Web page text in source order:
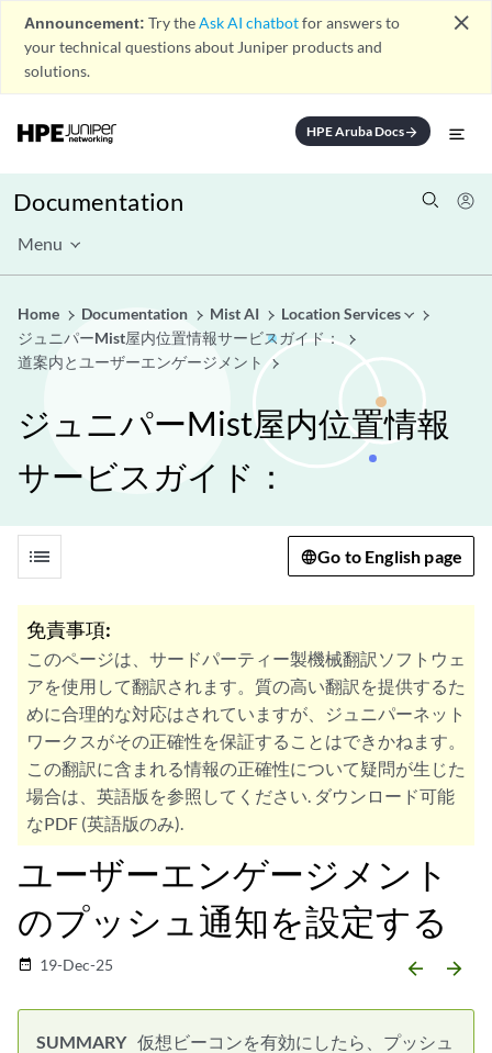
Announcement: Try theAsk AI chatbotfor answers to
your technical questions about Juniper products and
solutions.
close
HPE Aruba Docsarrow_forward
Documentation
Menu
Home Documentation Mist AI
Location Services
ジュニパーMist屋内位置情報サービスガイド：
道案内とユーザーエンゲージメント
ジュニパーMist屋内位置情報
サービスガイド：
list Go to English page
免責事項:
このページは、サードパーティー製機械翻訳ソフトウェ
アを使用して翻訳されます。質の高い翻訳を提供するた
めに合理的な対応はされていますが、ジュニパーネット
ワークスがその正確性を保証することはできかねます。
この翻訳に含まれる情報の正確性について疑問が生じた
場合は、英語版を参照してください. ダウンロード可能
なPDF (英語版のみ).
ユーザーエンゲージメント
のプッシュ通知を設定する
date_range 19-Dec-25 arrow_backward arrow_forward
仮想ビーコンを有効にしたら、プッシュ